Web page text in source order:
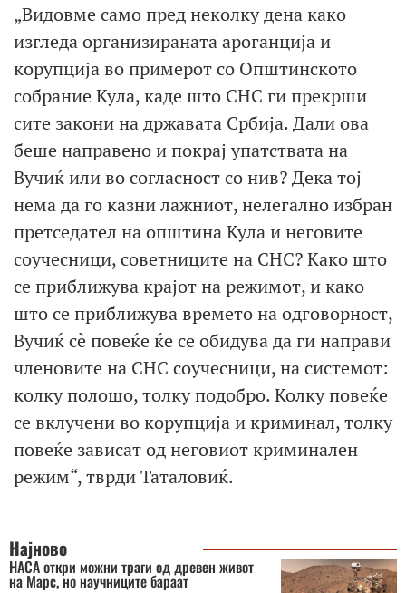
„Видовме само пред неколку дена како
изгледа организираната ароганција и
корупција во примерот со Општинското
собрание Кула, каде што СНС ги прекрши
сите закони на државата Србија. Дали ова
беше направено и покрај упатствата на
Вучиќ или во согласност со нив? Дека тој
нема да го казни лажниот, нелегално избран
претседател на општина Кула и неговите
соучесници, советниците на СНС? Како што
се приближува крајот на режимот, и како
што се приближува времето на одговорност,
Вучиќ сè повеќе ќе се обидува да ги направи
членовите на СНС соучесници, на системот:
колку полошо, толку подобро. Колку повеќе
се вклучени во корупција и криминал, толку
повеќе зависат од неговиот криминален
режим“, тврди Таталовиќ.
Најново
НАСА откри можни траги од древен живот
на Марс, но научниците бараат